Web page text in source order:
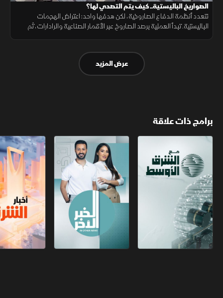
الصواريخ الباليستية.. كيف يتم التصدي لها؟
تتعدد أنظمة الدفاع الصاروخية، لكن هدفها واحد: اعتراض الهجمات
الباليستية. تبدأ العملية برصد الصاروخ عبر الأقمار الصناعية والرادارات، ثم
عرض المزيد
برامج ذات علاقة
مع الشرق الأوسط الخبر الآخر أخبار الشرق